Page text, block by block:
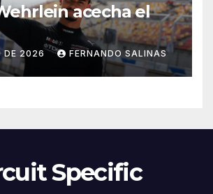
acecha el
DE 2026 FERNANDO SALINAS
Specific